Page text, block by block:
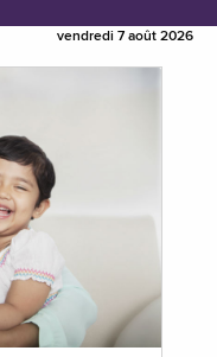
vendredi 7 août 2026